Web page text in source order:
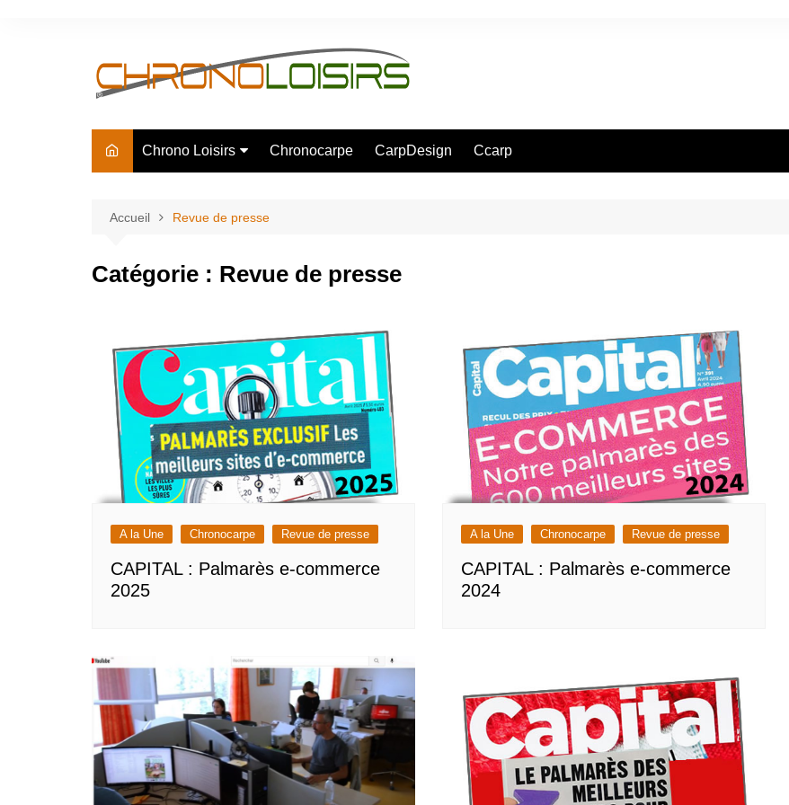
Chrono Loisirs
Eco responsable
Revue de presse
Chronocarpe CarpDesign Ccarp
Accueil Revue de presse
Catégorie : Revue de presse
A la Une Chronocarpe Revue de presse
CAPITAL : Palmarès e-commerce
2025
A la Une Chronocarpe Revue de presse
CAPITAL : Palmarès e-commerce
2024